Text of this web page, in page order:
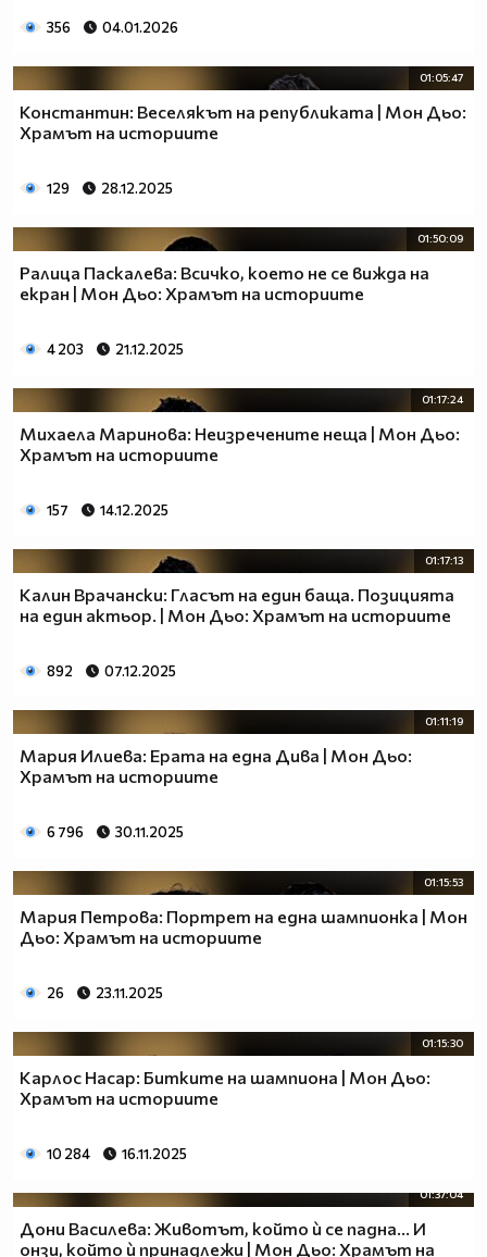
356 04.01.2026
01:05:47
Константин: Веселякът на републиката | Мон Дьо:
Храмът на историите
129 28.12.2025
01:50:09
Ралица Паскалева: Всичко, което не се вижда на
екран | Мон Дьо: Храмът на историите
4 203 21.12.2025
01:17:24
Михаела Маринова: Неизречените неща | Мон Дьо:
Храмът на историите
157 14.12.2025
01:17:13
Калин Врачански: Гласът на един баща. Позицията
на един актьор. | Мон Дьо: Храмът на историите
892 07.12.2025
01:11:19
Мария Илиева: Ерата на една Дива | Мон Дьо:
Храмът на историите
6 796 30.11.2025
01:15:53
Мария Петрова: Портрет на една шампионка | Мон
Дьо: Храмът на историите
26 23.11.2025
01:15:30
Карлос Насар: Битките на шампиона | Мон Дьо:
Храмът на историите
10 284 16.11.2025
01:37:04
Дони Василева: Животът, който ѝ се падна... И
онзи, който ѝ принадлежи | Мон Дьо: Храмът на